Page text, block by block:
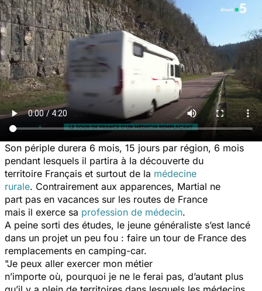
Son périple durera 6 mois, 15 jours par région, 6 mois
pendant lesquels il partira à la découverte du
territoire Français et surtout de la médecine
rurale. Contrairement aux apparences, Martial ne
part pas en vacances sur les routes de France
mais il exerce sa profession de médecin.
A peine sorti des études, le jeune généraliste s’est lancé
dans un projet un peu fou : faire un tour de France des
remplacements en camping-car.
"Je peux aller exercer mon métier
n’importe où, pourquoi je ne le ferai pas, d’autant plus